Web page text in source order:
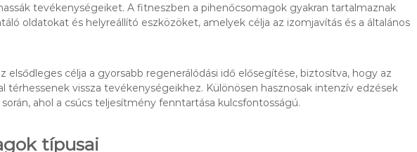
tevékenységeiket. A fitneszben a pihenőcsomagok gyakran tartalmaznak
oldatokat és helyreállító eszközöket, amelyek célja az izomjavítás és a általános
elsődleges célja a gyorsabb regenerálódási idő elősegítése, biztosítva, hogy az
térhessenek vissza tevékenységeikhez. Különösen hasznosak intenzív edzések
ahol a csúcs teljesítmény fenntartása kulcsfontosságú.
típusai